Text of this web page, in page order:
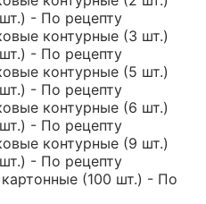
- По рецепту
контурные (3 шт.)
- По рецепту
контурные (5 шт.)
- По рецепту
контурные (6 шт.)
- По рецепту
контурные (9 шт.)
- По рецепту
(100 шт.) - По